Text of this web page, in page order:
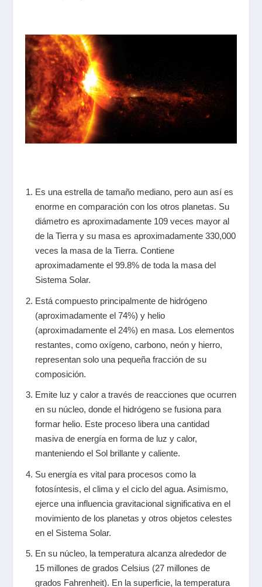
Es una estrella de tamaño mediano, pero aun así es
enorme en comparación con los otros planetas. Su
diámetro es aproximadamente 109 veces mayor al
de la Tierra y su masa es aproximadamente 330,000
veces la masa de la Tierra. Contiene
aproximadamente el 99.8% de toda la masa del
Sistema Solar.
Está compuesto principalmente de hidrógeno
(aproximadamente el 74%) y helio
(aproximadamente el 24%) en masa. Los elementos
restantes, como oxígeno, carbono, neón y hierro,
representan solo una pequeña fracción de su
composición.
Emite luz y calor a través de reacciones que ocurren
en su núcleo, donde el hidrógeno se fusiona para
formar helio. Este proceso libera una cantidad
masiva de energía en forma de luz y calor,
manteniendo el Sol brillante y caliente.
Su energía es vital para procesos como la
fotosíntesis, el clima y el ciclo del agua. Asimismo,
ejerce una influencia gravitacional significativa en el
movimiento de los planetas y otros objetos celestes
en el Sistema Solar.
En su núcleo, la temperatura alcanza alrededor de
15 millones de grados Celsius (27 millones de
grados Fahrenheit). En la superficie, la temperatura